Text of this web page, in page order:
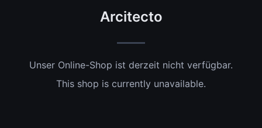
Arcitecto
Unser Online-Shop ist derzeit nicht verfügbar.
This shop is currently unavailable.